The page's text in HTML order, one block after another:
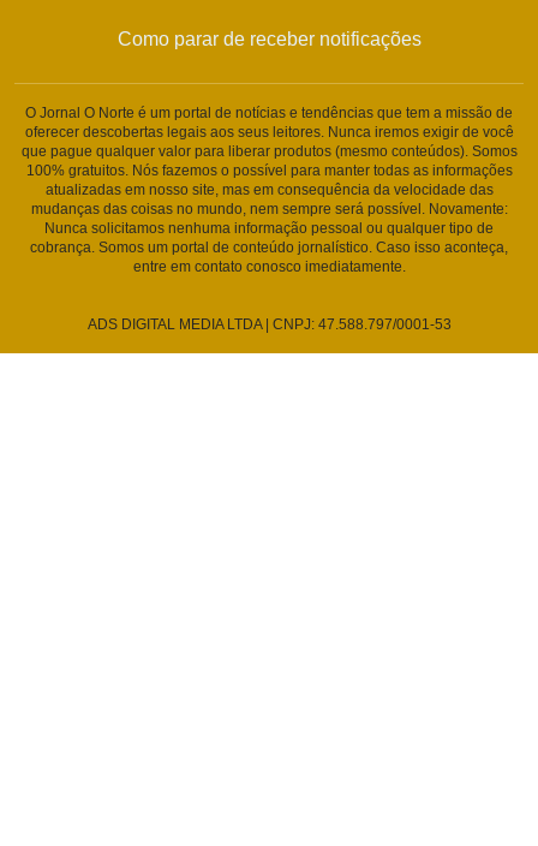
Como parar de receber notificações
O Jornal O Norte é um portal de notícias e tendências que tem a missão de
oferecer descobertas legais aos seus leitores. Nunca iremos exigir de você
que pague qualquer valor para liberar produtos (mesmo conteúdos). Somos
100% gratuitos. Nós fazemos o possível para manter todas as informações
atualizadas em nosso site, mas em consequência da velocidade das
mudanças das coisas no mundo, nem sempre será possível. Novamente:
Nunca solicitamos nenhuma informação pessoal ou qualquer tipo de
cobrança. Somos um portal de conteúdo jornalístico. Caso isso aconteça,
entre em contato conosco imediatamente.
ADS DIGITAL MEDIA LTDA | CNPJ: 47.588.797/0001-53